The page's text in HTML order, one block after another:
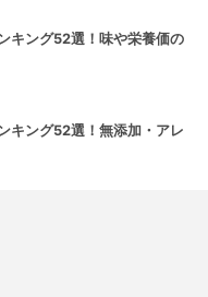
キング52選！味や栄養価の
キング52選！無添加・アレ